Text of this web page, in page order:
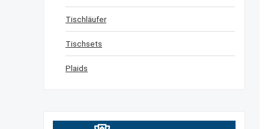
Tischläufer
Tischsets
Plaids